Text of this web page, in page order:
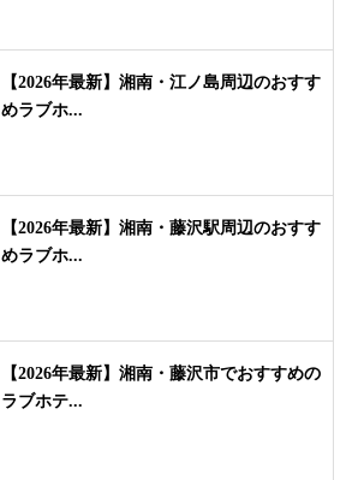
【2026年最新】湘南・江ノ島周辺のおすす
めラブホ...
【2026年最新】湘南・藤沢駅周辺のおすす
めラブホ...
【2026年最新】湘南・藤沢市でおすすめの
ラブホテ...